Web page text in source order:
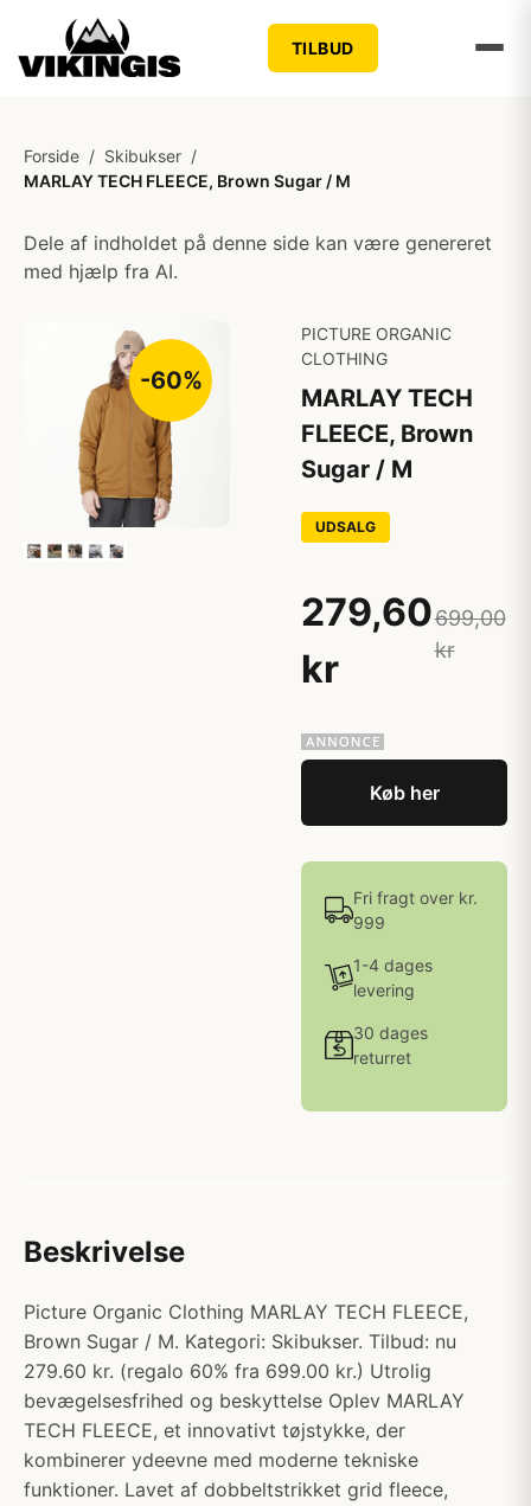
TILBUD
Forside / Skibukser /
MARLAY TECH FLEECE, Brown Sugar / M
Dele af indholdet på denne side kan være genereret
med hjælp fra AI.
-60%
PICTURE ORGANIC
CLOTHING
MARLAY TECH
FLEECE, Brown
Sugar / M
UDSALG
279,60
kr
699,00
kr
Køb her
Fri fragt over kr.
999
1-4 dages
levering
30 dages
returret
Beskrivelse
Picture Organic Clothing MARLAY TECH FLEECE,
Brown Sugar / M. Kategori: Skibukser. Tilbud: nu
279.60 kr. (regalo 60% fra 699.00 kr.) Utrolig
bevægelsesfrihed og beskyttelse Oplev MARLAY
TECH FLEECE, et innovativt tøjstykke, der
kombinerer ydeevne med moderne tekniske
funktioner. Lavet af dobbeltstrikket grid fleece,